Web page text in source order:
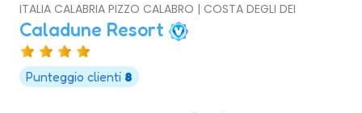
ITALIA CALABRIA PIZZO CALABRO | COSTA DEGLI DEI
Caladune Resort
Punteggio clienti 8